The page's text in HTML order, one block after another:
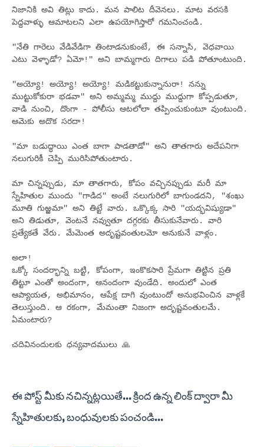
నిజానికి అవి తిట్లు కాదు. మన పాలిట దీవెనలు. మాట వరసకి
పెద్దవాళ్ళు ఆమాటలని ఎలా ఉపయోగిస్తారో గమనించండి.
"నేతి గారెలు వేడివేడిగా తింటాడనుకుంటే, ఈ సన్నాసి, వెధవాయి
ఎటు వెళ్ళాడో? ఏమో!" అని బామ్మగారు దిగాలు పడి పోతూంటుంది.
"అయ్యో! అయ్యో! అయ్యో! మడికట్టుకున్నానురా! నన్ను
ముట్టుకోకురా భడవా" అని అమ్మమ్మ ముద్దు ముద్దుగా కోప్పడుతూ,
వాడి నుంచి, దొంగా - పోలీసు ఆటలోలా తప్పించుకుంటూ వుంటుంది.
ఆమెకు అదొక సరదా!
"మా బడుద్ధాయి ఎంత బాగా పాడతాడో" అని తాతగారు అదేపనిగా
నలుగురికీ చెప్పి మురిసిపోతుంటారు.
మా చిన్నప్పుడు, మా తాతగారు, కోపం వచ్చినప్పుడు మరీ మా
స్నేహితుల ముందు "గాడిద" అంటే నలుగురిలో బాగుండదని, "శంఖు
మూతి గుఱ్ఱమా" అని తిట్టే వారు. ఒక్కొక్క సారి "యద్భవిష్యుడా"
అని తిడుతూ, వెంటనే నవ్వుతూ దగ్గరకు తీసుకునేవారు. వారి
ప్రత్యేకతే వేరు. మేమెంత అదృష్టవంతులమో అనుకునే వాళ్లం.
అలా!
ఒక్కో సందర్భాన్ని బట్టి, కోపంగా, ఇంకొకసారి ప్రేమగా తిట్టిన ప్రతి
తిట్టూ ఎంతో అందంగా, ఆనందంగా వుండేది. అందులో ఎంత
ఆప్యాయత, అభిమానం, ఆపేక్ష దాగి వుంటుందో అనుభవించిన వాళ్లకే
తెలుస్తుంది. ఆ రకంగా, మేమంతా నిజంగా అదృష్టవంతులమే.
ఏమంటారు?
చదివినందులకు ధన్యవాదములు 🙏
ఈ పోస్ట్ మీకు నచిన్నట్లయితే... క్రింద ఉన్న లింక్ ద్వారా మీ
స్నేహితులకు, బంధువులకు పంచండి...